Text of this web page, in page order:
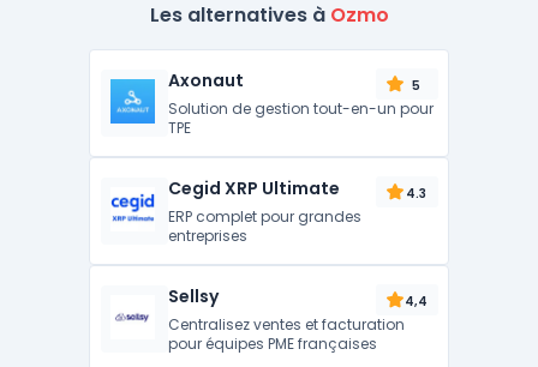
Les alternatives à Ozmo
Axonaut 5
Solution de gestion tout-en-un pour
TPE
Cegid XRP Ultimate 4.3
ERP complet pour grandes
entreprises
Sellsy 4,4
Centralisez ventes et facturation
pour équipes PME françaises